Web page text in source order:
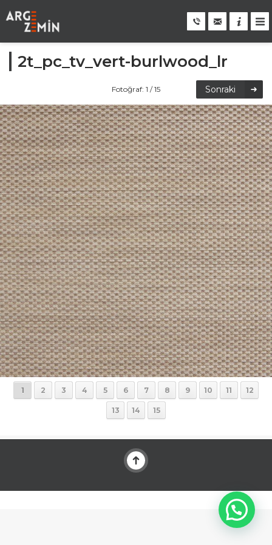
2t_pc_tv_vert-burlwood_lr
Fotoğraf: 1 / 15 Sonraki
1 2 3 4 5 6 7 8 9 10 11 12
13 14 15